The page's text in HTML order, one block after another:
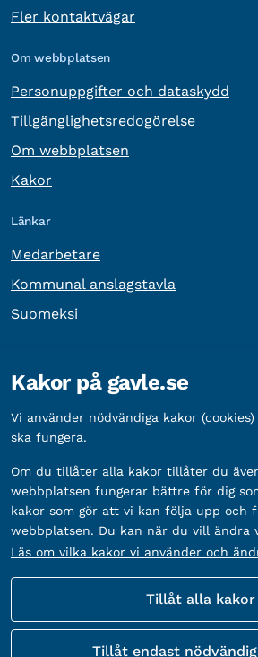
Fler kontaktvägar
Om webbplatsen
Personuppgifter och dataskydd
Tillgänglighetsredogörelse
Om webbplatsen
Kakor
Länkar
Medarbetare
Kommunal anslagstavla
Suomeksi
Organisationsnummer: 212000-2338
Bankgironummer: 5888-2333
Fler sätt att följa
Kakor på gavle.se
Vi använder nödvändiga kakor
ska fungera.
Om du tillåter alla kakor tillåter du
webbplatsen fungerar bättre för dig
kakor som gör att vi kan följa upp och
webbplatsen. Du kan när du vill ändra
Läs om vilka kakor vi använder och
Tillåt alla kakor
Tillåt endast